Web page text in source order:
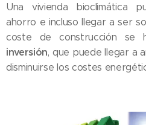
Una vivienda bioclimática
ahorro e incluso llegar a ser
coste de construcción se
inversión, que puede llegar a
disminuirse los costes